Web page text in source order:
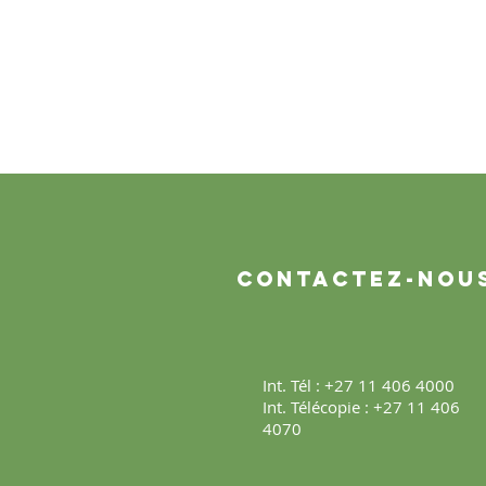
Contactez-
Int. Tél : +27 11 406 4000
Int. Télécopie : +27 11 406
4070